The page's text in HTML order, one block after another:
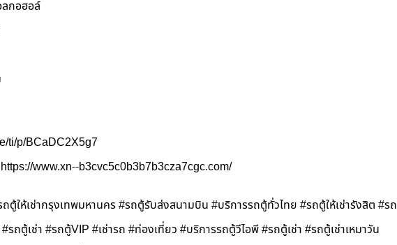
กอฮอล์
ti/p/BCaDC2X5g7
www.xn--b3cvc5c0b3b7b3cza7cgc.com/
ตู้ให้เช่ากรุงเทพมหานคร #รถตู้รับส่งสนามบิน #บริการรถตู้ทั่วไทย #รถตู้ให้เช่ารังสิต #รถ
#รถตู้เช่า #รถตู้VIP #เช่ารถ #ท่องเที่ยว #บริการรถตู้วีไอพี #รถตู้เช่า #รถตู้เช่าเหมาวัน